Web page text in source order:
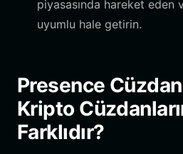
piyasasında hareket
uyumlu hale getirin.
Presence
Kripto
Farklıdır?